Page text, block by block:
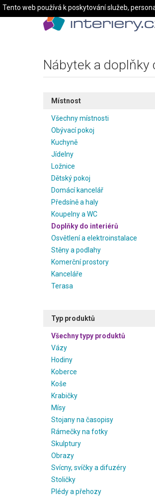
Nábytek a doplňky
Místnost
Všechny místnosti
Obývací pokoj
Kuchyně
Jídelny
Ložnice
Dětský pokoj
Domácí kancelář
Předsíně a haly
Koupelny a WC
Doplňky do interiérů
Osvětlení a elektroinstalace
Stěny a podlahy
Komerční prostory
Kanceláře
Terasa
Typ produktů
Všechny typy produktů
Vázy
Hodiny
Koberce
Koše
Krabičky
Mísy
Stojany na časopisy
Rámečky na fotky
Skulptury
Obrazy
Svícny, svíčky a difuzéry
Stoličky
Plédy a přehozy
Tento web používá k poskytování služeb,